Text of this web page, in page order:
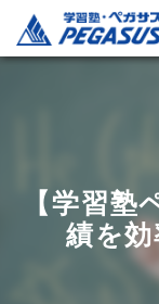
【学習塾
績を